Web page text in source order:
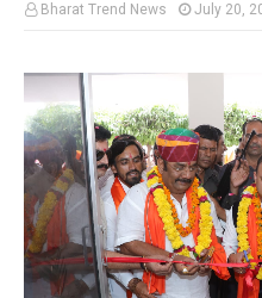
Bharat Trend News July 20,